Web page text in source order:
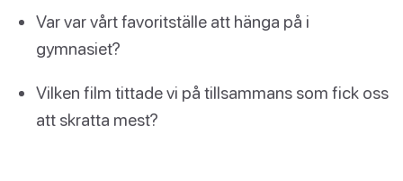
Var var vårt favoritställe att hänga på i
gymnasiet?
Vilken film tittade vi på tillsammans som fick oss
att skratta mest?